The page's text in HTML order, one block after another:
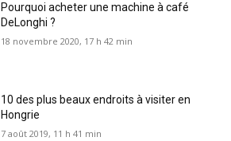
Pourquoi acheter une machine à café
DeLonghi ?
18 novembre 2020, 17 h 42 min
10 des plus beaux endroits à visiter en
Hongrie
7 août 2019, 11 h 41 min